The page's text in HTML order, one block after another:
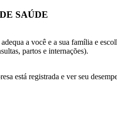
SAÚDE
a você e a sua família e
partos e internações).
está registrada e ver seu